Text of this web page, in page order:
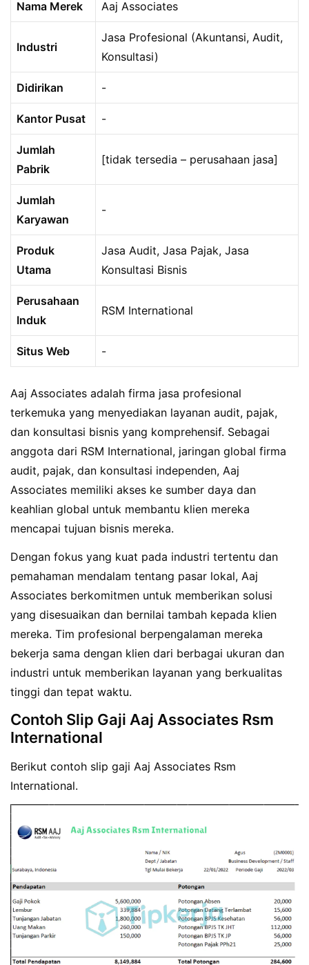
Nama Merek Aaj Associates
Industri
Jasa Profesional (Akuntansi, Audit,
Konsultasi)
Didirikan -
Kantor Pusat -
Jumlah
Pabrik
[tidak tersedia – perusahaan jasa]
Jumlah
Karyawan
-
Produk
Utama
Jasa Audit, Jasa Pajak, Jasa
Konsultasi Bisnis
Perusahaan
Induk
RSM International
Situs Web -
Aaj Associates adalah firma jasa profesional
terkemuka yang menyediakan layanan audit, pajak,
dan konsultasi bisnis yang komprehensif. Sebagai
anggota dari RSM International, jaringan global firma
audit, pajak, dan konsultasi independen, Aaj
Associates memiliki akses ke sumber daya dan
keahlian global untuk membantu klien mereka
mencapai tujuan bisnis mereka.
Dengan fokus yang kuat pada industri tertentu dan
pemahaman mendalam tentang pasar lokal, Aaj
Associates berkomitmen untuk memberikan solusi
yang disesuaikan dan bernilai tambah kepada klien
mereka. Tim profesional berpengalaman mereka
bekerja sama dengan klien dari berbagai ukuran dan
industri untuk memberikan layanan yang berkualitas
tinggi dan tepat waktu.
Contoh Slip Gaji Aaj Associates Rsm
International
Berikut contoh slip gaji Aaj Associates Rsm
International.